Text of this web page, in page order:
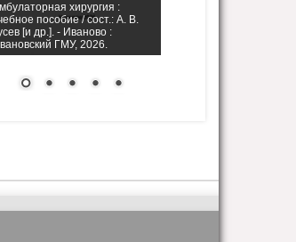
хирургия :
пособие / сост.: А. В.
[и др.]. - Иваново :
ГМУ, 2026.